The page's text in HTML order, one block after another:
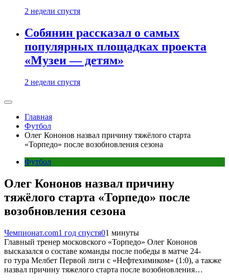
2 недели спустя
Собянин рассказал о самых
популярных площадках проекта
«Музеи — детям»
2 недели спустя
Главная
Футбол
Олег Кононов назвал причину тяжёлого старта
«Торпедо» после возобновления сезона
Футбол
Олег Кононов назвал причину
тяжёлого старта «Торпедо» после
возобновления сезона
Чемпионат.com1 год спустя01 минуты
Главный тренер московского «Торпедо» Олег Кононов
высказался о составе команды после победы в матче 24-
го тура Мелбет Первой лиги с «Нефтехимиком» (1:0), а также
назвал причину тяжелого старта после возобновления…